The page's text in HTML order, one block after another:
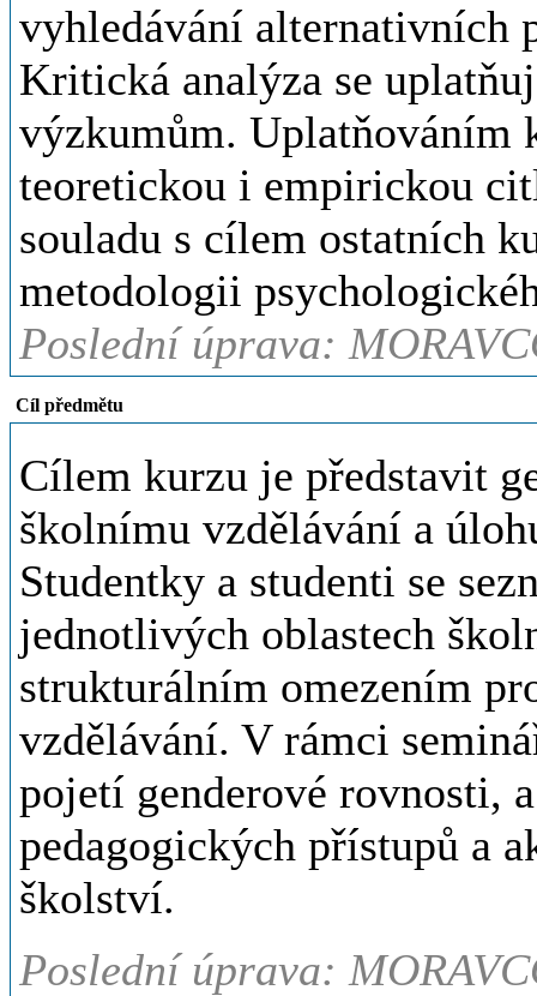
vyhledávání alternativních
Kritická analýza se
výzkumům. Uplatňováním
teoretickou i empirickou
souladu s cílem ostatních
metodologii
Poslední úprava:
Cíl předmětu
Cílem kurzu je představit
školnímu vzdělávání a
Studentky a studenti se
jednotlivých oblastech
strukturálním omezením
vzdělávání. V rámci
pojetí genderové rovnosti,
pedagogických přístupů a
školství.
Poslední úprava: